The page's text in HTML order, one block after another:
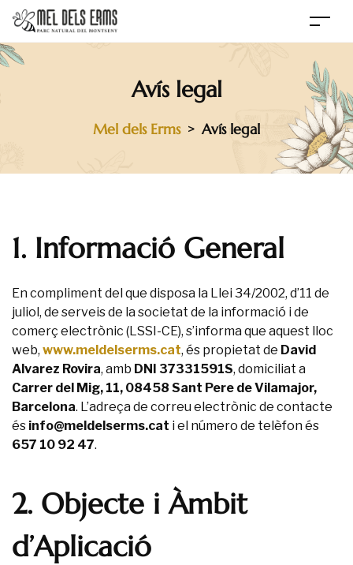
Avís legal
Mel dels Erms > Avís legal
1. Informació General
En compliment del que disposa la Llei 34/2002, d’11 de
juliol, de serveis de la societat de la informació i de
comerç electrònic (LSSI-CE), s’informa que aquest lloc
web, www.meldelserms.cat, és propietat de David
Alvarez Rovira, amb DNI 37331591S, domiciliat a
Carrer del Mig, 11, 08458 Sant Pere de Vilamajor,
Barcelona. L’adreça de correu electrònic de contacte
és info@meldelserms.cat i el número de telèfon és
657 10 92 47.
2. Objecte i Àmbit
d’Aplicació